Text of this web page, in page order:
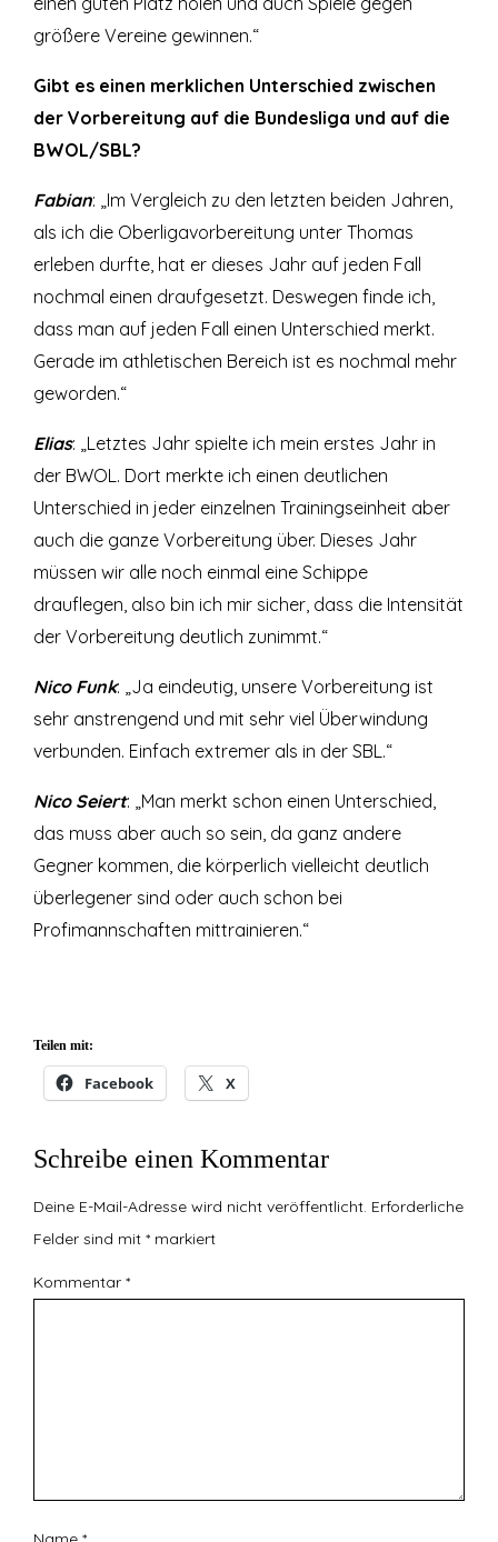
größere Vereine gewinnen.“
Gibt es einen merklichen Unterschied zwischen
der Vorbereitung auf die Bundesliga und auf die
BWOL/SBL?
Fabian: „Im Vergleich zu den letzten beiden Jahren,
als ich die Oberligavorbereitung unter Thomas
erleben durfte, hat er dieses Jahr auf jeden Fall
nochmal einen draufgesetzt. Deswegen finde ich,
dass man auf jeden Fall einen Unterschied merkt.
Gerade im athletischen Bereich ist es nochmal mehr
geworden.“
Elias: „Letztes Jahr spielte ich mein erstes Jahr in
der BWOL. Dort merkte ich einen deutlichen
Unterschied in jeder einzelnen Trainingseinheit aber
auch die ganze Vorbereitung über. Dieses Jahr
müssen wir alle noch einmal eine Schippe
drauflegen, also bin ich mir sicher, dass die Intensität
der Vorbereitung deutlich zunimmt.“
Nico Funk: „Ja eindeutig, unsere Vorbereitung ist
sehr anstrengend und mit sehr viel Überwindung
verbunden. Einfach extremer als in der SBL.“
Nico Seiert: „Man merkt schon einen Unterschied,
das muss aber auch so sein, da ganz andere
Gegner kommen, die körperlich vielleicht deutlich
überlegener sind oder auch schon bei
Profimannschaften mittrainieren.“
Teilen mit:
Facebook X
Schreibe einen Kommentar
Deine E-Mail-Adresse wird nicht veröffentlicht. Erforderliche
Felder sind mit * markiert
Kommentar *